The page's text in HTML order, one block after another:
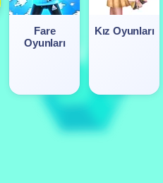
Fare
Oyunları
Kız Oyunları